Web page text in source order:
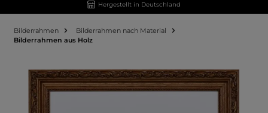
Hergestellt in Deutschland
Bilderrahmen
Bilderrahmen nach Material
Bilderrahmen aus Holz
Bildergalerie überspringen